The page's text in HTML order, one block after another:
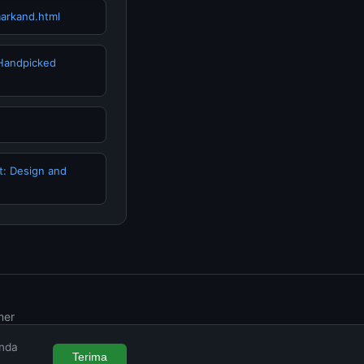
Design and
Terima